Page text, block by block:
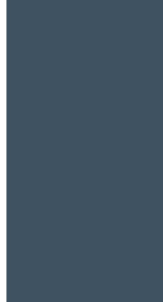
Hinweis: Beim Besuch
Informationspunkten,
Nutzeraktivitäten temporär
Durch die Verwendung von
nutzerfreundlich, effektiv und